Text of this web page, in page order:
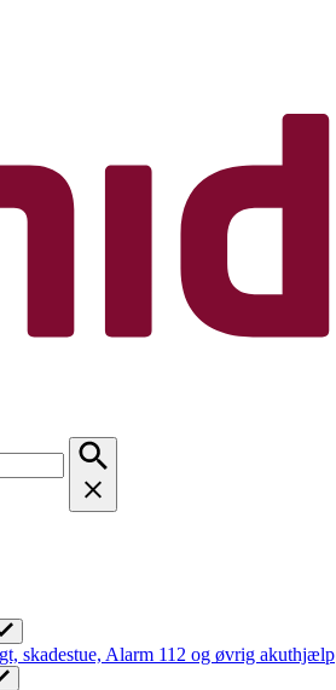
skadestue, Alarm 112 og øvrig akuthjælp